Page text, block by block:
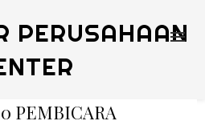
PERUSAHAAN
PEMBICARA